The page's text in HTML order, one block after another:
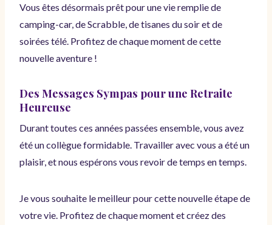
Vous êtes désormais prêt pour une vie remplie de
camping-car, de Scrabble, de tisanes du soir et de
soirées télé. Profitez de chaque moment de cette
nouvelle aventure !
Des Messages Sympas pour une Retraite
Heureuse
Durant toutes ces années passées ensemble, vous avez
été un collègue formidable. Travailler avec vous a été un
plaisir, et nous espérons vous revoir de temps en temps.
Je vous souhaite le meilleur pour cette nouvelle étape de
votre vie. Profitez de chaque moment et créez des